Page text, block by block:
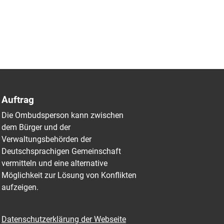
Auftrag
Die Ombudsperson kann zwischen
dem Bürger und der
Verwaltungsbehörden der
Deutschsprachigen Gemeinschaft
vermitteln und eine alternative
Möglichkeit zur Lösung von Konflikten
aufzeigen.
Datenschutzerklärung der Webseite